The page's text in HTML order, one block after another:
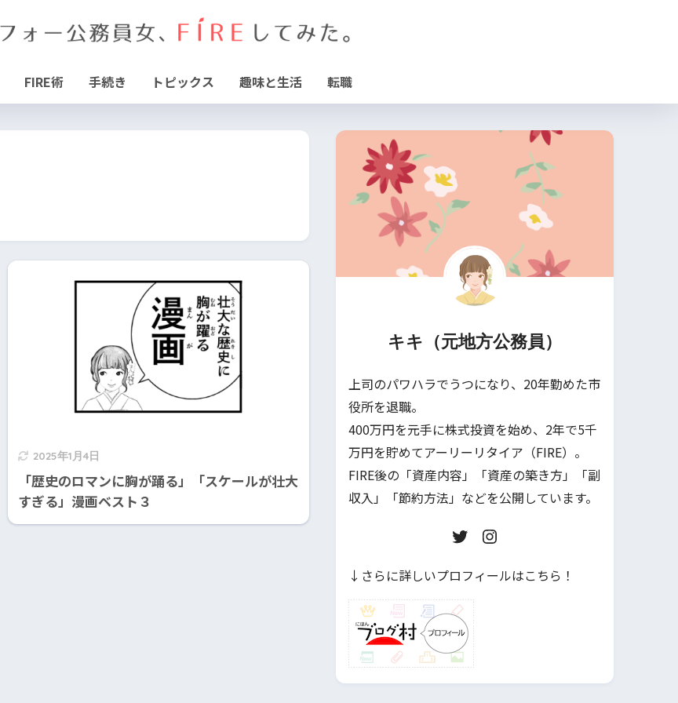
FIRE術 手続き トピックス 趣味と生活 転職
2025年1月4日
「歴史のロマンに胸が踊る」「スケールが壮大
すぎる」漫画ベスト３
キキ（元地方公務員）
上司のパワハラでうつになり、20年勤めた市
役所を退職。
400万円を元手に株式投資を始め、2年で5千
万円を貯めてアーリーリタイア（FIRE）。
FIRE後の「資産内容」「資産の築き方」「副
収入」「節約方法」などを公開しています。
↓さらに詳しいプロフィールはこちら！